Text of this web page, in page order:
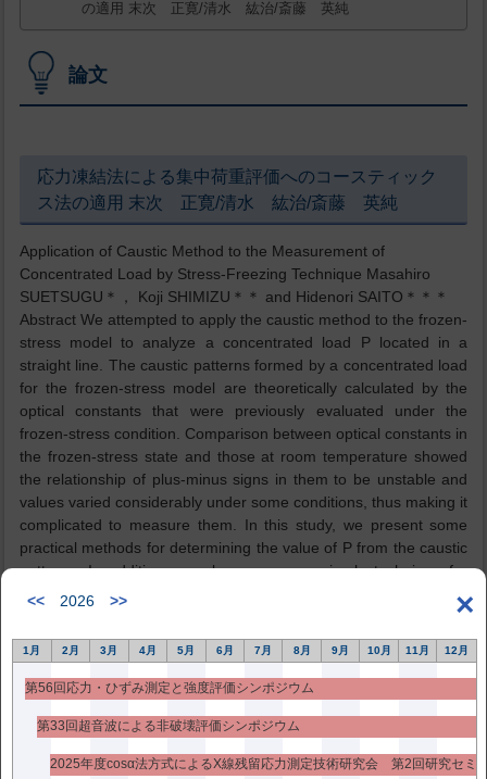
×
<< 2026 >>
1月 2月 3月 4月 5月 6月 7月 8月 9月 10月 11月 12月
第56回応力・ひずみ測定と強度評価シンポジウム
第33回超音波による非破壊評価シンポジウム
2025年度cosα法方式によるX線残留応力測定技術研究会 第2回研究セミ
の適用 末次 正寛/清水 紘治/斎藤 英純
論文
応力凍結法による集中荷重評価へのコースティック
ス法の適用 末次 正寛/清水 紘治/斎藤 英純
Application of Caustic Method to the Measurement of
Concentrated Load by Stress-Freezing Technique Masahiro
SUETSUGU＊， Koji SHIMIZU＊＊ and Hidenori SAITO＊＊＊
Abstract We attempted to apply the caustic method to the frozen-
stress model to analyze a concentrated load P located in a
straight line. The caustic patterns formed by a concentrated load
for the frozen-stress model are theoretically calculated by the
optical constants that were previously evaluated under the
frozen-stress condition. Comparison between optical constants in
the frozen-stress state and those at room temperature showed
the relationship of plus-minus signs in them to be unstable and
values varied considerably under some conditions, thus making it
complicated to measure them. In this study, we present some
practical methods for determining the value of P from the caustic
patterns. In addition, we also propose a simple technique for
measuring the optical constants in the frozen-stress state. The
caustic patterns obtained in our experiment are consistent with
theoretically calculated ones. Furthermore, whether evaluated by
the proposed technique or determined by the method using the
deviation of light due to stress gradient, these optical constants
Technique, Concentrated Load, Optical Constant １. 緒言 部材